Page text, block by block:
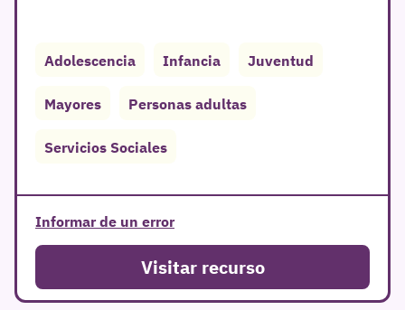
Adolescencia Infancia Juventud
Mayores Personas adultas
Servicios Sociales
Informar de un error
Visitar recurso